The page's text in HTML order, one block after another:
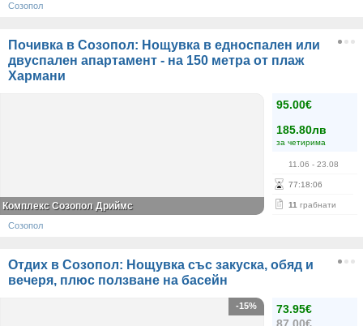
Созопол
Почивка в Созопол: Нощувка в едноспален или
двуспален апартамент - на 150 метра от плаж
Хармани
95.00€
185.80лв
за четирима
11.06 - 23.08
77:18:06
11 грабнати
Комплекс Созопол Дриймс
Созопол
Отдих в Созопол: Нощувка със закуска, обяд и
вечеря, плюс ползване на басейн
73.95€
-15%